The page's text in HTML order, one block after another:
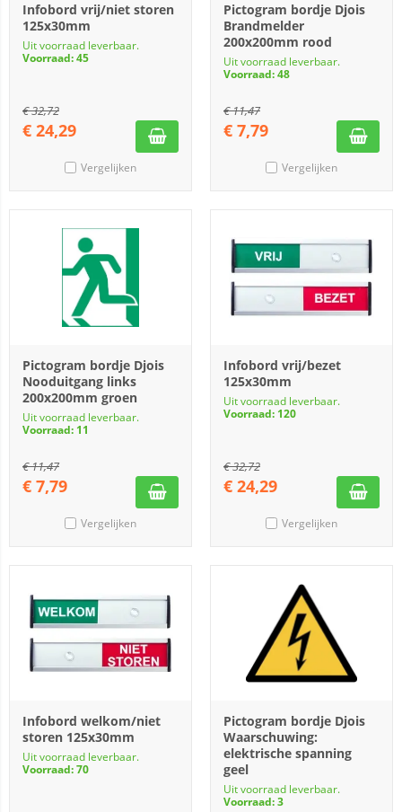
Infobord vrij/niet storen
125x30mm
Uit voorraad leverbaar.
Voorraad: 45
€32,72
€ 24,29
Vergelijken
Pictogram bordje Djois
Brandmelder
200x200mm rood
Uit voorraad leverbaar.
Voorraad: 48
€11,47
€ 7,79
Vergelijken
Pictogram bordje Djois
Nooduitgang links
200x200mm groen
Uit voorraad leverbaar.
Voorraad: 11
€11,47
€ 7,79
Vergelijken
Infobord vrij/bezet
125x30mm
Uit voorraad leverbaar.
Voorraad: 120
€32,72
€ 24,29
Vergelijken
Infobord welkom/niet
storen 125x30mm
Uit voorraad leverbaar.
Voorraad: 70
Pictogram bordje Djois
Waarschuwing:
elektrische spanning
geel
Uit voorraad leverbaar.
Voorraad: 3